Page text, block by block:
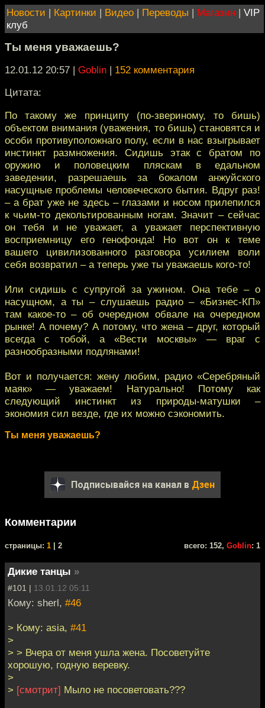
Новости | Картинки | Видео | Переводы | Магазин | VIP
клуб
Ты меня уважаешь?
12.01.12 20:57 | Goblin | 152 комментария
Цитата:
По такому же принципу (по-звериному, то бишь)
объектом внимания (уважения, то бишь) становятся и
особи противуположнаго полу, если в нас взыгрывает
инстинкт размножения. Сидишь этак с братом по
оружию и половецким пляскам в едальном
заведении, разрешаешь за бокалом анжуйского
насущные проблемы человеческого бытия. Вдруг раз!
– а брат уже не здесь – глазами и носом прилепился
к чьим-то декольтированным ногам. Значит – сейчас
он тебя и не уважает, а уважает перспективную
восприемницу его генофонда! Но вот он к теме
вашего цивилизованного разговора усилием воли
себя возвратил – а теперь уже ты уважаешь кого-то!
Или сидишь с супругой за ужином. Она тебе – о
насущном, а ты – слушаешь радио – «Бизнес-КП»
там какое-то – об очередном обвале на очередном
рынке! А почему? А потому, что жена – друг, который
всегда с тобой, а «Вести москвы» — враг с
разнообразными подлянами!
Вот и получается: жену любим, радио «Серебряный
маяк» — уважаем! Натурально! Потому как
следующий инстинкт из природы-матушки –
экономия сил везде, где их можно сэкономить.
Ты меня уважаешь?
Подписывайся на канал в Дзен
Комментарии
cтраницы: 1 | 2 всего: 152, Goblin: 1
Дикие танцы »
#101 | 13.01.12 05:11
Кому: sherl, #46
> Кому: asia, #41
>
> > Вчера от меня ушла жена. Посоветуйте
хорошую, годную веревку.
>
> [смотрит] Мыло не посоветовать???